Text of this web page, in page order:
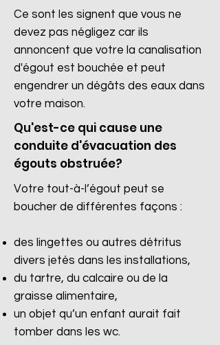
Ce sont les signent que vous ne
devez pas négligez car ils
annoncent que votre la canalisation
d'égout est bouchée et peut
engendrer un dégâts des eaux dans
votre maison.
Qu'est-ce qui cause une
conduite d'évacuation des
égouts obstruée?
Votre tout-à-l’égout peut se
boucher de différentes façons :
des lingettes ou autres détritus
divers jetés dans les installations,
du tartre, du calcaire ou de la
graisse alimentaire,
un objet qu’un enfant aurait fait
tomber dans les wc.